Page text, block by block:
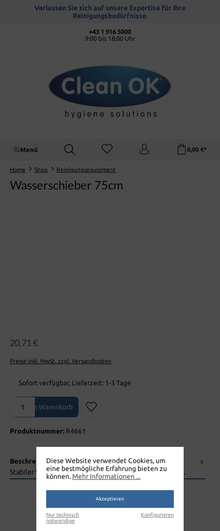
springenVerlassen Sie sich auf unsere Expertise für Ihre
Reinigungsbedürfnisse.
+43 1 916 5000
9:00 bis 18:00 Uhr
Menü 0,00 €*
Home Shop Reinigungsequipment
Wasserschieber 75cm
20,71 €
Preise inkl. MwSt. zzgl. Versandkosten
Sofort verfügbar, Lieferzeit: 1-3 Tage
Produkt Anzahl: Gib den gewünschten Wert ein oder benutze die
In den Warenkorb
Produktnummer: R4661
Beschreibung
Stabiler Wasserschieber aus Kunststoff mit Gummilippe.
Diese Website verwendet Cookies, um
eine bestmögliche Erfahrung bieten zu
können. Mehr Informationen ...
Akzeptieren
Nur technisch
notwendige
Konfigurieren